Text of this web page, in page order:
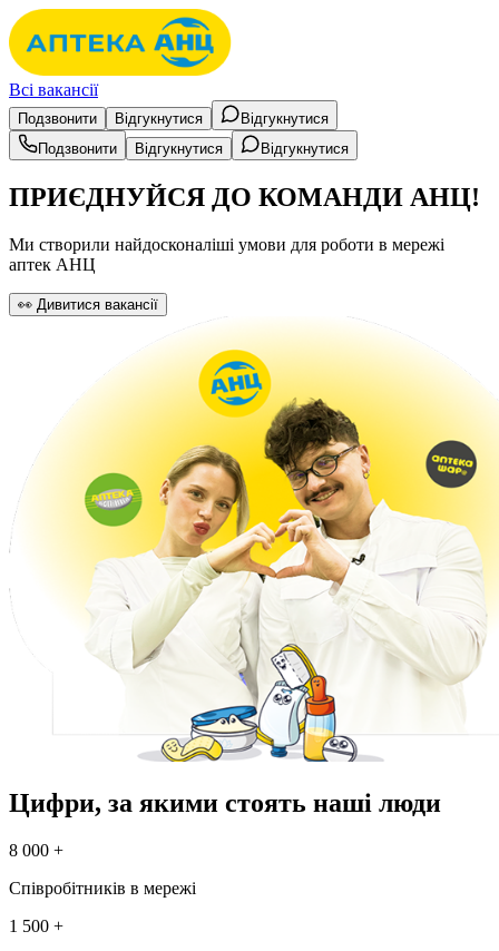
Всі вакансії
Подзвонити Відгукнутися
Відгукнутися
Подзвонити
Відгукнутися Відгукнутися
ПРИЄДНУЙСЯ ДО КОМАНДИ АНЦ!
Ми створили найдосконаліші умови для роботи в мережі
аптек АНЦ
👀 Дивитися вакансії
Цифри, за якими стоять наші люди
8 000 +
Співробітників в мережі
1 500 +